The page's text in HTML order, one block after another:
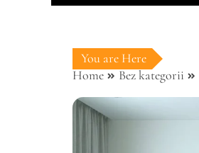
You are Here
Home
Bez kategorii